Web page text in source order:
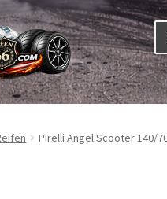
Pirelli Angel Scooter 140/